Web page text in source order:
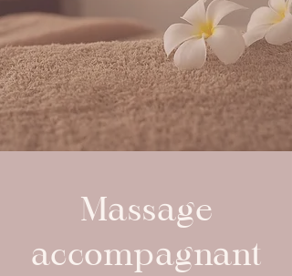
Massage
accompagnant